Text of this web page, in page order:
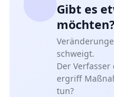
Gibt es
möchten?
schweigt.
Der
ergriff
tun?